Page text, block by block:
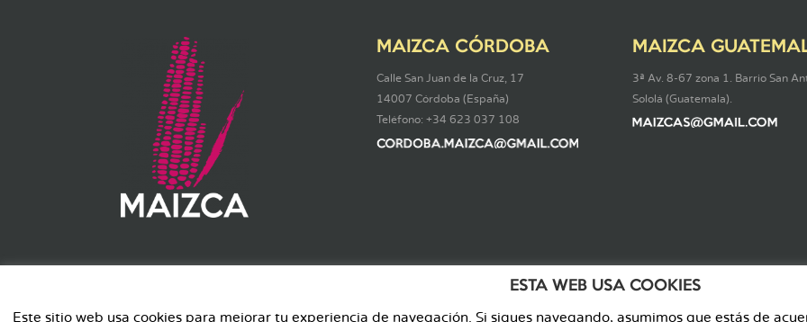
MAIZCA CÓRDOBA
Calle San Juan de la Cruz, 17
14007 Córdoba (España)
Teléfono: +34 623 037 108
MAIZCA
3ª Av. 8-67 zona 1. Barrio San
Sololá (Guatemala).
ESTA WEB USA COOKIES
Este sitio web usa cookies para mejorar tu experiencia de navegación. Si sigues navegando, asumimos que estás de